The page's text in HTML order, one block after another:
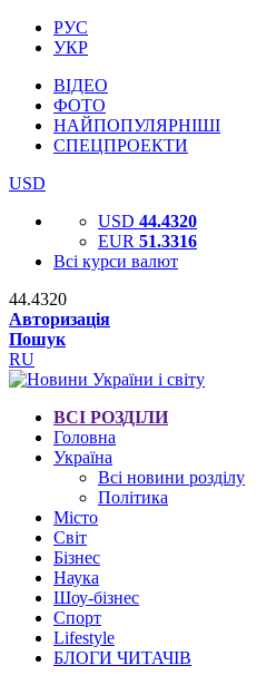
РУС
УКР
ВІДЕО
ФОТО
НАЙПОПУЛЯРНІШІ
СПЕЦПРОЕКТИ
USD
USD 44.4320
EUR 51.3316
Всі курси валют
44.4320
Авторизація
Пошук
RU
ВСІ РОЗДІЛИ
Головна
Україна
Всі новини розділу
Політика
Місто
Світ
Бізнес
Наука
Шоу-бізнес
Спорт
Lifestyle
БЛОГИ ЧИТАЧІВ